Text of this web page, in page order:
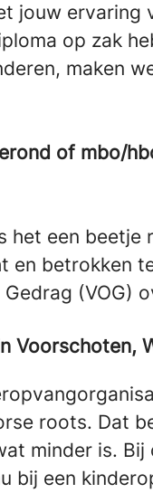
jouw ervaring
op zak
maken
of mbo/
het een beetje
en betrokken
(VOG)
Voorschoten,
roots. Dat
minder is. Bij
bij een